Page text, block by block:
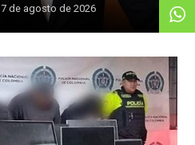
7 de agosto de 2026